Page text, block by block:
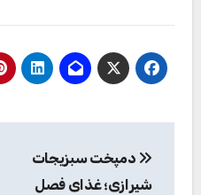
نوشته
دمپخت سبزیجات
شیرازی؛ غذای فصل